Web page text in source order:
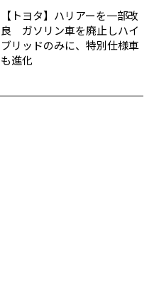
【トヨタ】ハリアーを一部改
良 ガソリン車を廃止しハイ
ブリッドのみに、特別仕様車
も進化